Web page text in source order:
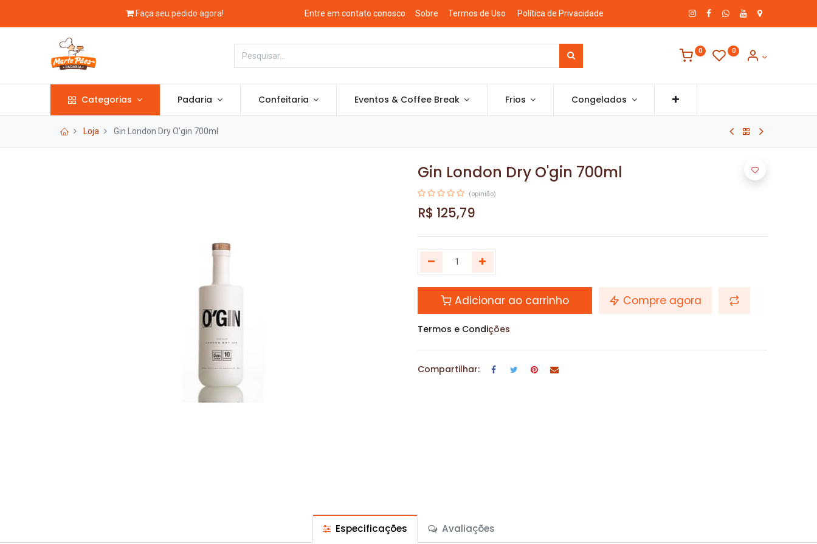
Faça seu pedido agora! Entre em contato conosco Sobre Termos de Uso Política de Privacidade
0 0
Categorias Padaria Confeitaria Eventos & Coffee Break Frios Congelados
Loja Gin London Dry O'gin 700ml
Gin London Dry O'gin 700ml
(opinião)
R$ 125,79
Adicionar ao carrinho Compre agora
Termos e Condições
Compartilhar:
Especificações Avaliações